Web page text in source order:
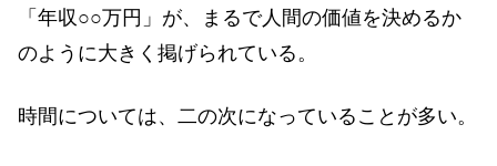
「年収○○万円」が、まるで人間の価値を決めるか
のように大きく掲げられている。
時間については、二の次になっていることが多い。